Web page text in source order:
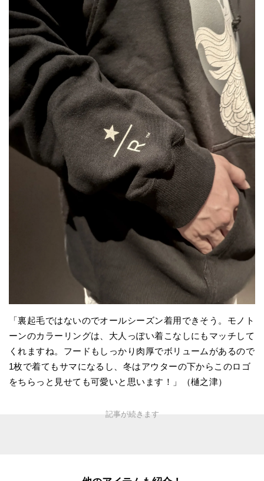
「裏起毛ではないのでオールシーズン着用できそう。モノト
ーンのカラーリングは、大人っぽい着こなしにもマッチして
くれますね。フードもしっかり肉厚でボリュームがあるので
1枚で着てもサマになるし、冬はアウターの下からこのロゴ
をちらっと見せても可愛いと思います！」（樋之津）